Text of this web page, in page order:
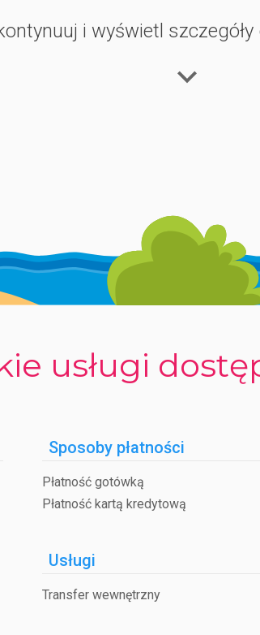
i wyświetl szczegóły
usługi
Sposoby płatności
Płatność gotówką
Płatność kartą kredytową
Usługi
Transfer wewnętrzny